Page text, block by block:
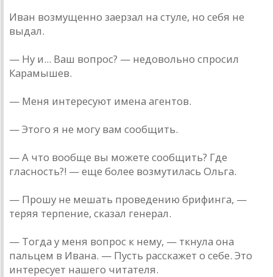
Иван возмущенно заерзал на стуле, но себя не
выдал.
— Ну и... Ваш вопрос? — недовольно спросил
Карамышев.
— Меня интересуют имена агентов.
— Этого я не могу вам сообщить.
— А что вообще вы можете сообщить? Где
гласность?! — еще более возмутилась Ольга.
— Прошу не мешать проведению брифинга, —
теряя терпение, сказал генерал.
— Тогда у меня вопрос к нему, — ткнула она
пальцем в Ивана. — Пусть расскажет о себе. Это
интересует нашего читателя.